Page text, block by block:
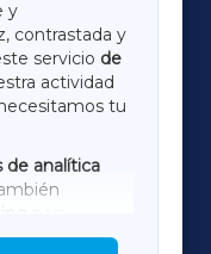
y
contrastada y
servicio de
actividad
tu
de analítica